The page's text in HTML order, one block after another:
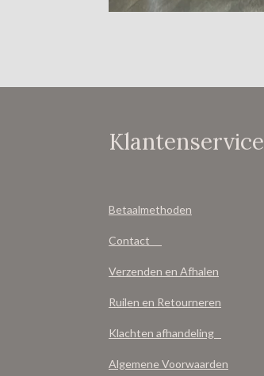
Klantenservice
Betaalmethoden
Contact
Verzenden en Afhalen
Ruilen en Retourneren
Klachten afhandeling
Algemene Voorwaarden